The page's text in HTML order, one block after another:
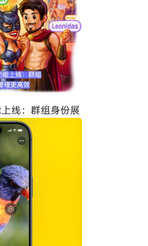
能详解：增强聊
线：群组身份展